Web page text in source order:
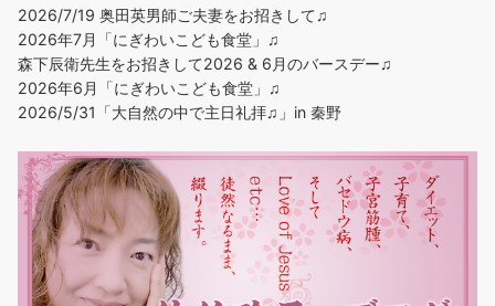
2026/7/19 奥田英男師ご夫妻をお招きして♫
2026年7月「にぎわいこども食堂」♫
森下辰衛先生をお招きして2026 & 6月のバースデー♫
2026年6月「にぎわいこども食堂」♫
2026/5/31「大自然の中で主日礼拝♫」in 秦野